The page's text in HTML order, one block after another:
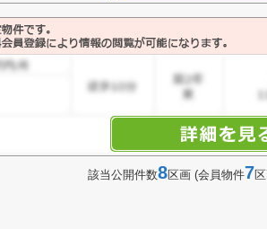
該当公開件数8区画 (会員物件7